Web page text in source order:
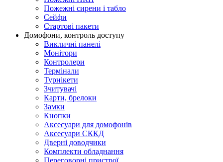
Пожежні сирени і табло
Сейфи
Стартові пакети
Домофони, контроль доступу
Викличні панелі
Монітори
Контролери
Термінали
Турнікети
Зчитувачі
Карти, брелоки
Замки
Кнопки
Аксесуари для домофонів
Аксесуари СККД
Дверні доводчики
Комплекти обладнання
Переговорні пристрої